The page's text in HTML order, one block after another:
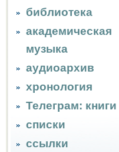
библиотека
академическая
музыка
аудиоархив
хронология
Телеграм: книги
списки
ссылки